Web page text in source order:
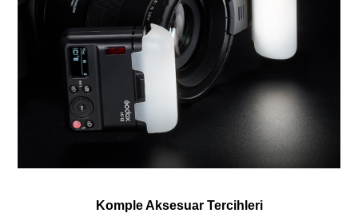
Komple Aksesuar Tercihleri